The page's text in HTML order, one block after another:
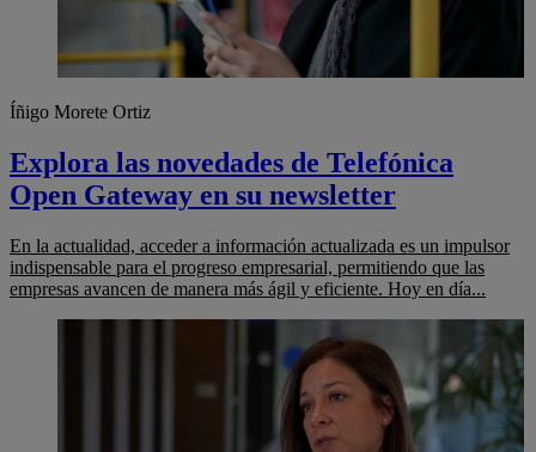
Íñigo Morete Ortiz
Explora las novedades de Telefónica
Open Gateway en su newsletter
En la actualidad, acceder a información actualizada es un impulsor
indispensable para el progreso empresarial, permitiendo que las
empresas avancen de manera más ágil y eficiente. Hoy en día...